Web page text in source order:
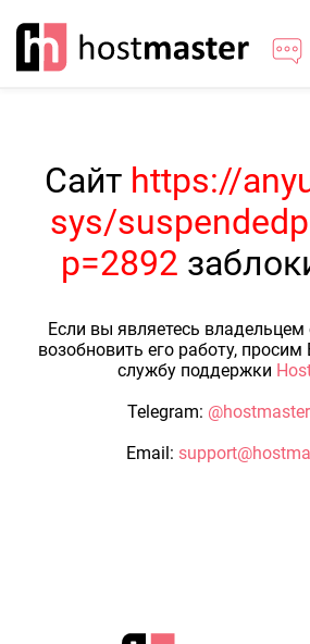
Сайт https://
sys/
p=2892
Если вы являетесь владельцем
возобновить его работу, просим
службу поддержки
Telegram:
Email: